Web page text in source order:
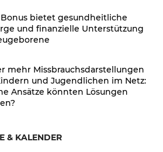
Bonus bietet gesundheitliche
und finanzielle Unterstützung
mehr Missbrauchsdarstellungen
und Jugendlichen im Netz:
Ansätze könnten Lösungen
& KALENDER